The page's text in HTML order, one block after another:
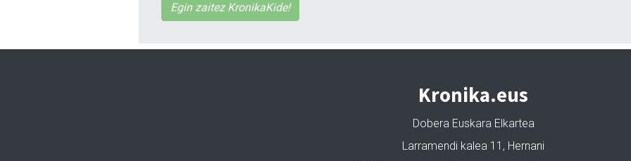
Egin zaitez KronikaKide!
Kronika.eus
Dobera Euskara Elkartea
Larramendi kalea 11, Hernani